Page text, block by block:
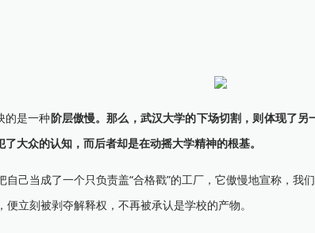
是一种阶层傲慢。那么，武汉大学的下场切割，则体现了
大众的认知，而后者却是在动摇大学精神的根基。
当成了一个只负责盖“合格戳”的工厂，它傲慢地宣称，我
立刻被剥夺解释权，不再被承认是学校的产物。